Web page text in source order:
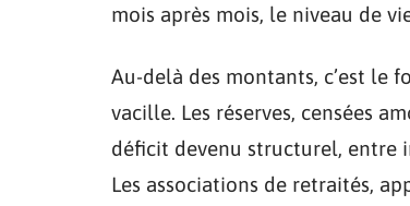
mois après mois, le niveau de
Au-delà des montants, c’est le
vacille. Les réserves, censées
déficit devenu structurel, entre
Les associations de retraités,